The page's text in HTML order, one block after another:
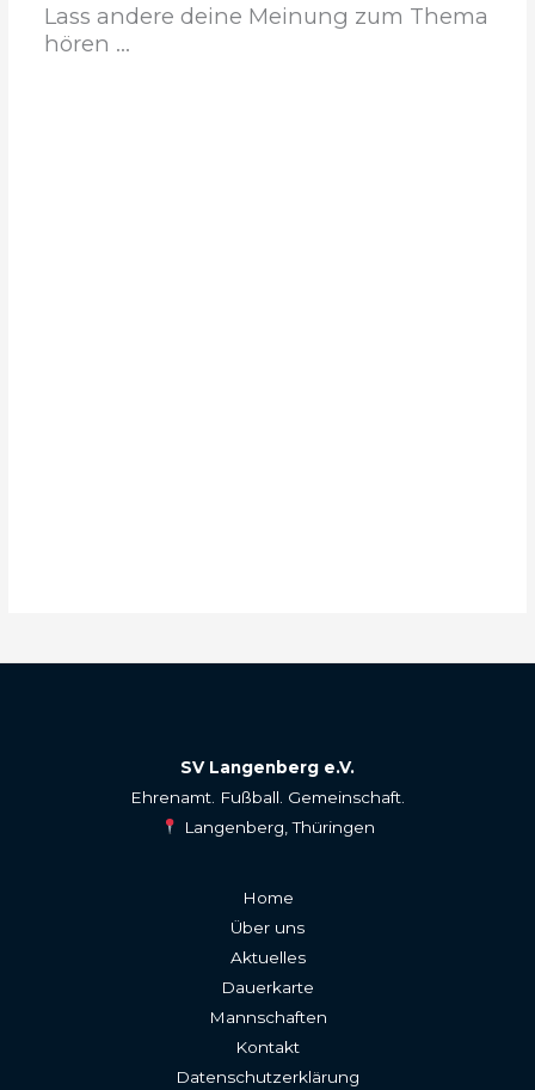
Lass andere deine Meinung zum Thema
hören ...
SV Langenberg e.V.
Ehrenamt. Fußball. Gemeinschaft.
Langenberg, Thüringen
Home
Über uns
Aktuelles
Dauerkarte
Mannschaften
Kontakt
Datenschutzerklärung